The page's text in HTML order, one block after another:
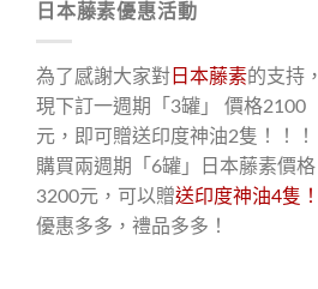
日本藤素優惠活動
為了感謝大家對 日本藤素的支持，
現下訂一週期「3罐」 價格2100
元，即可贈送印度神油2隻！！！
購買兩週期「6罐」日本藤素價格
3200元，可以贈送印度神油4隻！
優惠多多，禮品多多！